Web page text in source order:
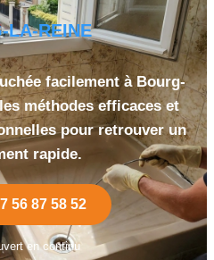
LA-REINE
facilement à Bourg-
méthodes efficaces et
pour retrouver un
rapide.
56 87 58 52
en continu